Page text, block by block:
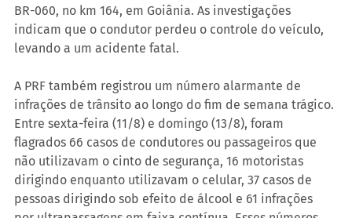
BR-060, no km 164, em Goiânia. As investigações
indicam que o condutor perdeu o controle do veículo,
levando a um acidente fatal.
A PRF também registrou um número alarmante de
infrações de trânsito ao longo do fim de semana trágico.
Entre sexta-feira (11/8) e domingo (13/8), foram
flagrados 66 casos de condutores ou passageiros que
não utilizavam o cinto de segurança, 16 motoristas
dirigindo enquanto utilizavam o celular, 37 casos de
pessoas dirigindo sob efeito de álcool e 61 infrações